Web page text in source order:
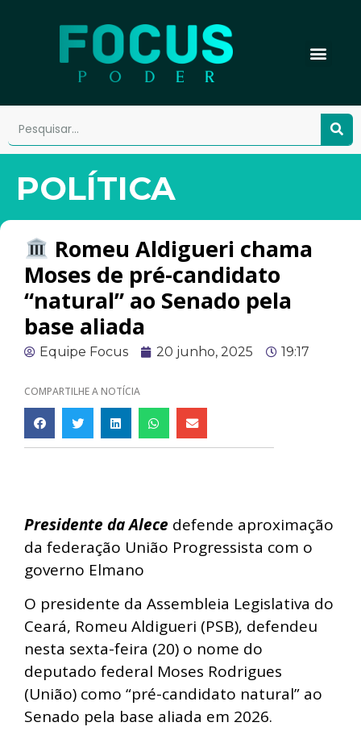
POLÍTICA
Romeu Aldigueri chama
Moses de pré-candidato
“natural” ao Senado pela
base aliada
Equipe Focus 20 junho, 2025 19:17
COMPARTILHE A NOTÍCIA
Presidente da Alece defende aproximação
da federação União Progressista com o
governo Elmano
O presidente da Assembleia Legislativa do
Ceará, Romeu Aldigueri (PSB), defendeu
nesta sexta-feira (20) o nome do
deputado federal Moses Rodrigues
(União) como “pré-candidato natural” ao
Senado pela base aliada em 2026.